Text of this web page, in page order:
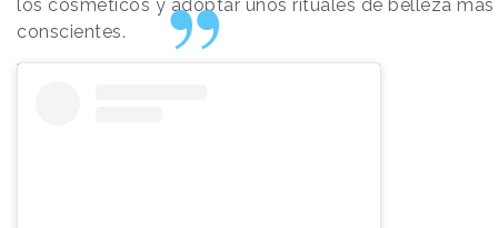
los cosméticos y adoptar unos rituales de belleza más
conscientes.